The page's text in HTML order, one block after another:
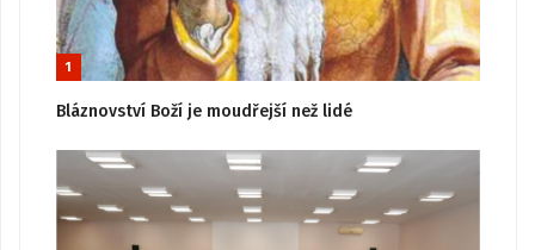
1
Bláznovství Boží je moudřejší než lidé